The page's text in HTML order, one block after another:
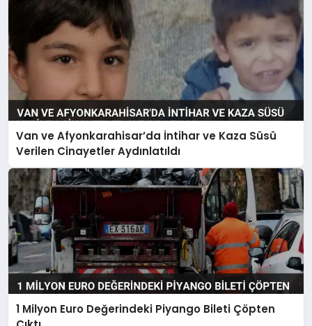
Van ve Afyonkarahisar’da İntihar ve Kaza Süsü
Verilen Cinayetler Aydınlatıldı
1 Milyon Euro Değerindeki Piyango Bileti Çöpten